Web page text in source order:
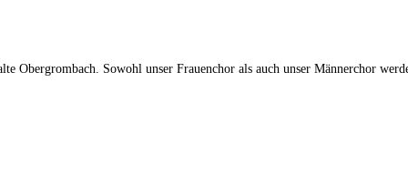
Obergrombach. Sowohl unser Frauenchor als auch unser Männerchor